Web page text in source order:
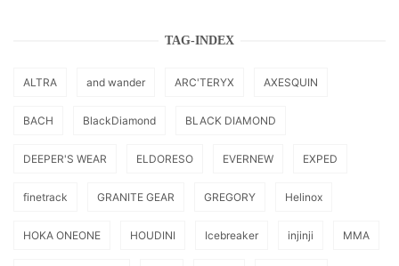
TAG-INDEX
ALTRA and wander ARC'TERYX AXESQUIN
BACH BlackDiamond BLACK DIAMOND
DEEPER'S WEAR ELDORESO EVERNEW EXPED
finetrack GRANITE GEAR GREGORY Helinox
HOKA ONEONE HOUDINI Icebreaker injinji MMA